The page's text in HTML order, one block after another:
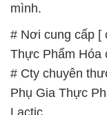
mình.
# Nơi cung cấp [
Thực Phẩm Hóa
# Cty chuyên
Phụ Gia Thực
Lactic